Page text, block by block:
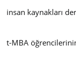
insan kaynakları
t-MBA